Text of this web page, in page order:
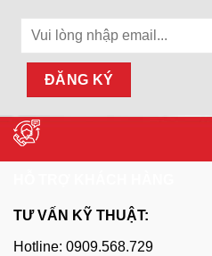
TƯ VẤN KỸ THUẬT:
Hotline: 0909.568.729